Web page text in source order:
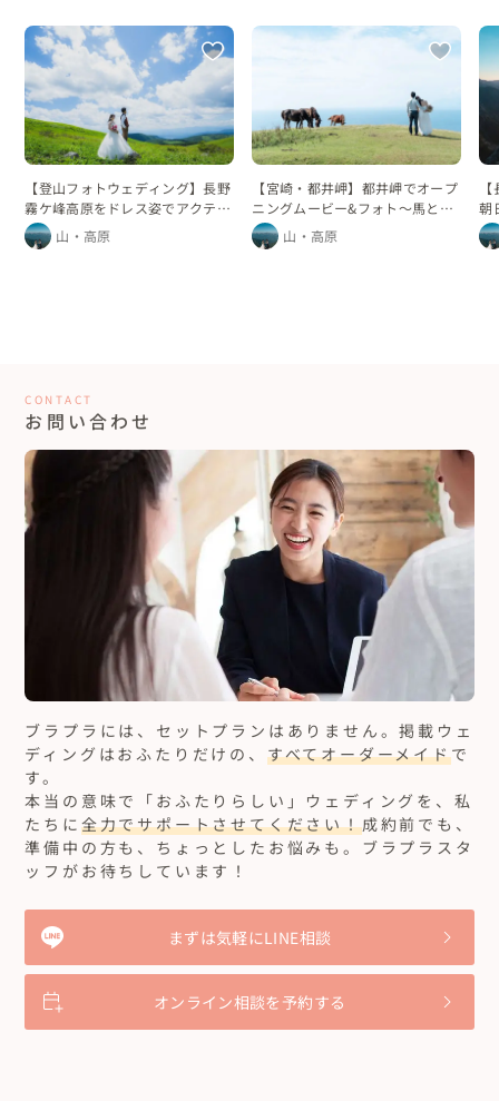
【登山フォトウェディング】長野
霧ケ峰高原をドレス姿でアクティ
ブに 山・高原
【宮崎・都井岬】都井岬でオープ
ニングムービー&フォト〜馬と空
と緑と〜山・高原
朝
ン
CONTACT
お問い合わせ
ブラプラには、セットプランはありません。掲載ウェ
ディングはおふたりだけの、 すべてオーダーメイドで
す。
本当の意味で「おふたりらしい」ウェディングを、私
たちに 全力でサポートさせてください！成約前でも、
準備中の方も、ちょっとしたお悩みも。ブラプラスタ
ッフがお待ちしています！
まずは気軽にLINE相談
オンライン相談を予約する